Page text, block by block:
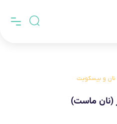
نان و بیسکویت
(نان ماست)